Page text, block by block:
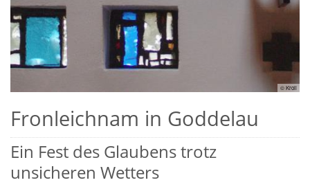
© Kroll
Fronleichnam in Goddelau
Ein Fest des Glaubens trotz
unsicheren Wetters